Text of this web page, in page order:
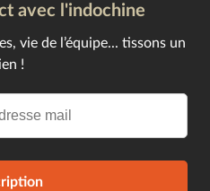
avec l'indochine
vie de l’équipe... tissons un
!